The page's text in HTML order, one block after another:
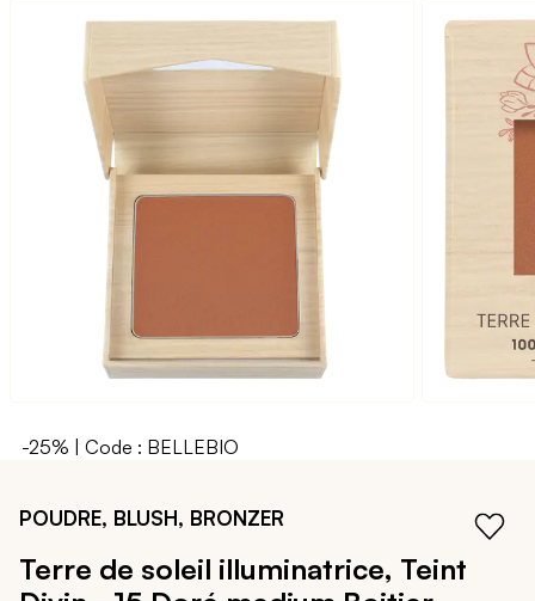
-25% | Code : BELLEBIO
début
POUDRE, BLUSH, BRONZER
Terre de soleil illuminatrice, Teint